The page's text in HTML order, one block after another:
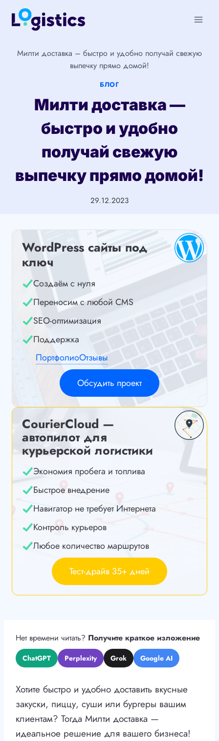
Перейти
Милти доставка – быстро и удобно получай свежую
выпечку прямо домой!
БЛОГ
Милти доставка —
быстро и удобно
получай свежую
выпечку прямо домой!
29.12.2023
WordPress сайты под
ключ
Создаём с нуля
Переносим с любой CMS
SEO-оптимизация
Поддержка
ПортфолиоОтзывы
Обсудить проект
CourierCloud —
автопилот для
курьерской логистики
Экономия пробега и топлива
Быстрое внедрение
Навигатор не требует Интернета
Контроль курьеров
Любое количество маршрутов
Тест-драйв 35+ дней
Нет времени читать? Получите краткое изложение
ChatGPT Perplexity Grok Google AI
Хотите быстро и удобно доставить вкусные
закуски, пиццу, суши или бургеры вашим
клиентам? Тогда Милти доставка —
идеальное решение для вашего бизнеса!